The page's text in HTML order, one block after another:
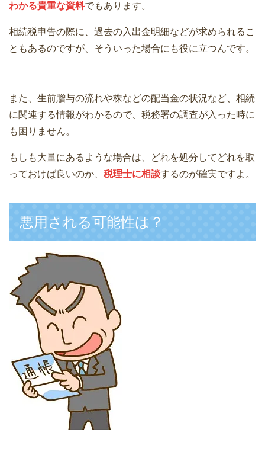
わかる貴重な資料でもあります。
相続税申告の際に、過去の入出金明細などが求められるこ
ともあるのですが、そういった場合にも役に立つんです。
また、生前贈与の流れや株などの配当金の状況など、相続
に関連する情報がわかるので、税務署の調査が入った時に
も困りません。
もしも大量にあるような場合は、どれを処分してどれを取
っておけば良いのか、 税理士に相談するのが確実ですよ。
悪用される可能性は？